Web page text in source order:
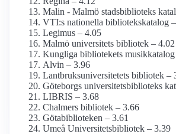
Malin - Malmö stadsbiblioteks
VTI:s nationella bibliotekskatalog
Legimus – 4.05
Malmö universitets bibliotek – 4.02
Kungliga bibliotekets
Alvin – 3.96
Lantbruksuniversitetets bibliotek –
Göteborgs universitetsbiblioteks
LIBRIS – 3.68
Chalmers bibliotek – 3.66
Götabiblioteken – 3.61
Umeå Universitetsbibliotek – 3.39